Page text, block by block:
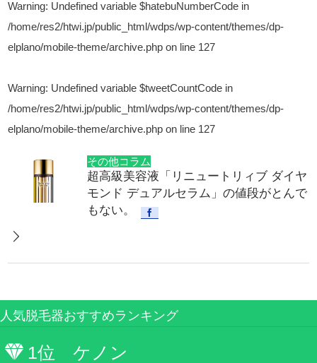
Warning: Undefined variable $hatebuNumberCode in
/home/res2/htwi.jp/public_html/wdps/wp-content/themes/dp-
elplano/mobile-theme/archive.php on line 127
Warning: Undefined variable $tweetCountCode in
/home/res2/htwi.jp/public_html/wdps/wp-content/themes/dp-
elplano/mobile-theme/archive.php on line 127
その他コラム
超高級美容液「リニュートリィブ ダイヤ
モンド デュアルセラム」の値段がとんで
もない。
人気脱毛器おすすめランキング
1位 ケノン